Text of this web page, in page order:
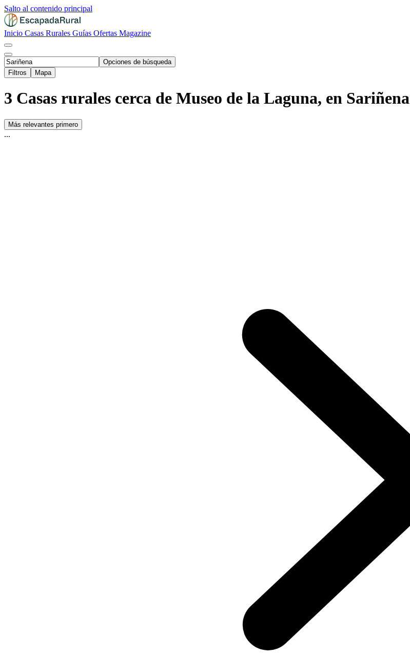
Salto al contenido principal
Inicio Casas Rurales Guías Ofertas Magazine
Opciones de búsqueda
Filtros
Mapa
3 Casas rurales cerca de Museo de la Laguna, en Sariñena
Más relevantes primero
...